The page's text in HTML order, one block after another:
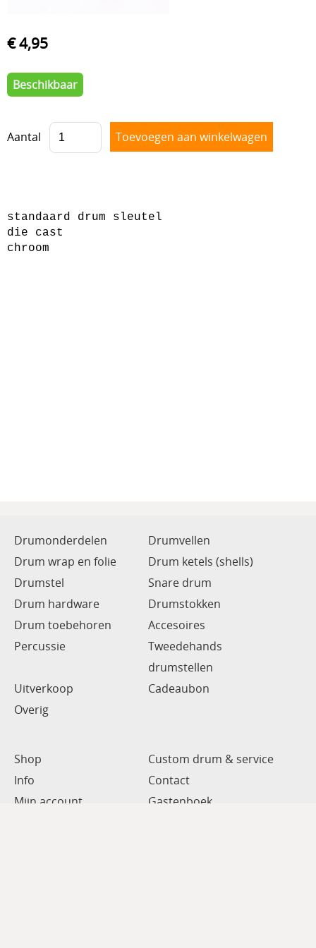
Accesoires
Tweedehands drumstellen
Overig
€ 4,95
Beschikbaar
Aantal
standaard drum sleutel
die cast
chroom
Drumonderdelen
Drumvellen
Drum wrap en folie
Drum ketels (shells)
Drumstel
Snare drum
Drum hardware
Drumstokken
Drum toebehoren
Accesoires
Percussie
Tweedehands
drumstellen
Uitverkoop
Cadeaubon
Overig
Shop
Custom drum & service
Info
Contact
Mijn account
Gastenboek